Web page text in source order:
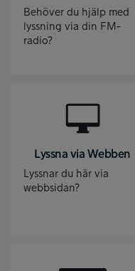
Behöver du hjälp med
lyssning via din FM-
radio?
Lyssna via Webben
Lyssnar du här via
webbsidan?